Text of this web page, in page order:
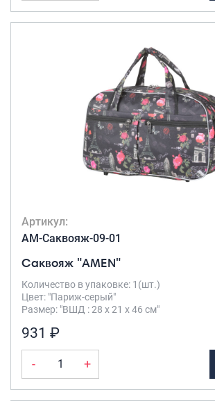
Артикул:
AM-Саквояж-09-01
Саквояж "AMEN"
Количество в упаковке: 1(шт.)
Цвет: "Париж-серый"
Размер: "ВШД : 28 х 21 х 46 см"
931 ₽
- +